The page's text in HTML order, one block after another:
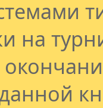
на